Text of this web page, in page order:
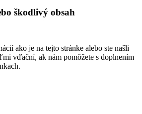
škodlivý obsah
ako je na tejto stránke alebo ste našli
vďační, ak nám pomôžete s doplnením